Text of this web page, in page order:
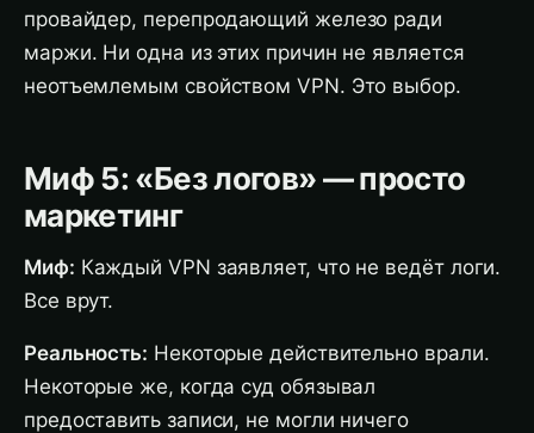
провайдер, перепродающий железо ради
маржи. Ни одна из этих причин не является
неотъемлемым свойством VPN. Это выбор.
Миф 5: «Без логов» — просто
маркетинг
Миф: Каждый VPN заявляет, что не ведёт логи.
Все врут.
Реальность: Некоторые действительно врали.
Некоторые же, когда суд обязывал
предоставить записи, не могли ничего